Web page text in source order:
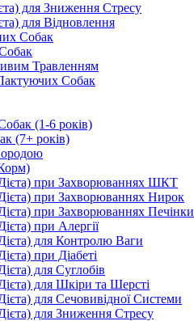
для Зниження Стресу
для Відновлення
Собак
Травленням
Собак
(1-6 років)
(7+ років)
при Захворюваннях ШКТ
при Захворюваннях Нирок
при Захворюваннях Печінки
при Алергії
для Контролю Ваги
при Діабеті
для Суглобів
для Шкіри та Шерсті
для Сечовивідної Системи
для Зниження Стресу